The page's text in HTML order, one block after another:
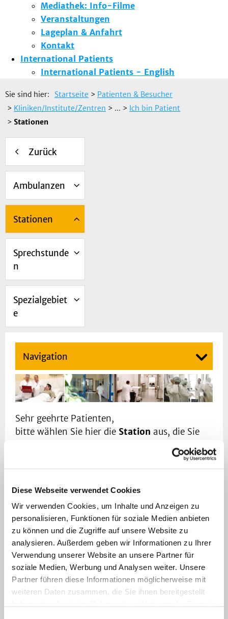
Diese Webseite verwendet Cookies
Wir verwenden Cookies, um Inhalte und Anzeigen zu
personalisieren, Funktionen für soziale Medien anbieten
zu können und die Zugriffe auf unsere Website zu
analysieren. Außerdem geben wir Informationen zu Ihrer
Verwendung unserer Website an unsere Partner für
soziale Medien, Werbung und Analysen weiter. Unsere
Partner führen diese Informationen möglicherweise mit
weiteren Daten zusammen, die Sie ihnen bereitgestellt
Mediathek: Info-Filme
Veranstaltungen
Lageplan & Anfahrt
Kontakt
International Patients
International Patients - English
Sie sind hier: Startseite > Patienten & Besucher
> Kliniken/Institute/Zentren > ... > Ich bin Patient
> Stationen
Zurück
Ambulanzen
Stationen
Sprechstunde
n
Spezialgebiet
e
Navigation
Sehr geehrte Patienten,
bitte wählen Sie hier die Station aus, die Sie
Tagesklinik HA03T >>
Unsere Station für Behandlungen die weder
stationär noch ambulant behandelt werden
können.
Station HA04 >>
Allgmeine Station HA04
Privatstation HA05 >>